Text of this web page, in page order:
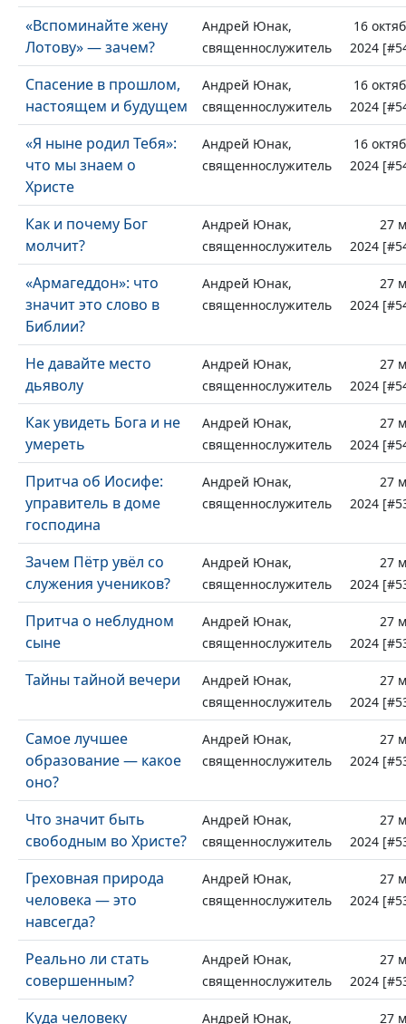
«Вспоминайте жену
Лотову» — зачем?
Андрей Юнак,
священнослужитель
16
2024
Спасение в прошлом,
настоящем и будущем
Андрей Юнак,
священнослужитель
16
2024
«Я ныне родил Тебя»:
что мы знаем о
Христе
Андрей Юнак,
священнослужитель
16
2024
Как и почему Бог
молчит?
Андрей Юнак,
священнослужитель
27
2024
«Армагеддон»: что
значит это слово в
Библии?
Андрей Юнак,
священнослужитель
27
2024
Не давайте место
дьяволу
Андрей Юнак,
священнослужитель
27
2024
Как увидеть Бога и не
умереть
Андрей Юнак,
священнослужитель
27
2024
Притча об Иосифе:
управитель в доме
господина
Андрей Юнак,
священнослужитель
27
2024
Зачем Пётр увёл со
служения учеников?
Андрей Юнак,
священнослужитель
27
2024
Притча о неблудном
сыне
Андрей Юнак,
священнослужитель
27
2024
Тайны тайной вечери
Андрей Юнак,
священнослужитель
27
2024
Самое лучшее
образование — какое
оно?
Андрей Юнак,
священнослужитель
27
2024
Что значит быть
свободным во Христе?
Андрей Юнак,
священнослужитель
27
2024
Греховная природа
человека — это
навсегда?
Андрей Юнак,
священнослужитель
27
2024
Реально ли стать
совершенным?
Андрей Юнак,
священнослужитель
27
2024
Куда человеку Андрей Юнак, 27